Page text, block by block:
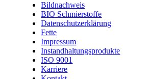
Bildnachweis
BIO Schmierstoffe
Datenschutzerklärung
Fette
Impressum
Instandhaltungsprodukte
ISO 9001
Karriere